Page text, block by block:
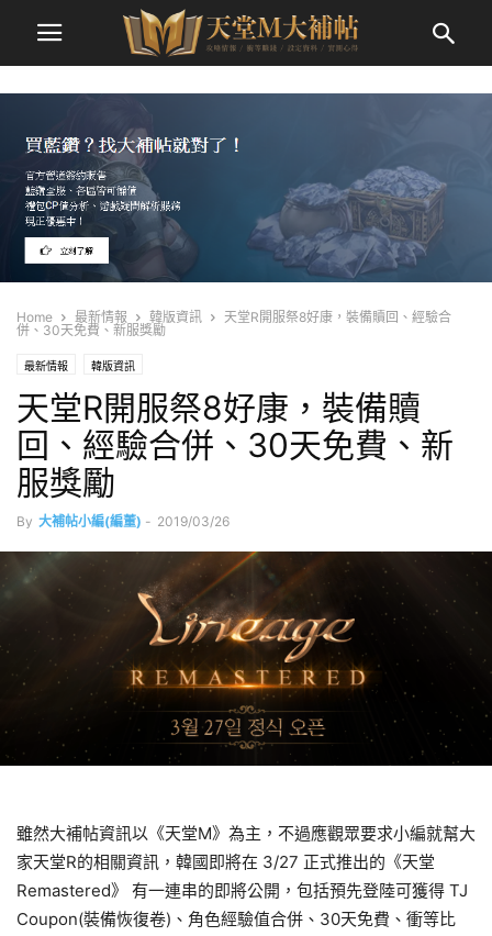
Home 最新情報 韓版資訊
天堂R開服祭8好康，裝備贖回、經驗合
併、30天免費、新服獎勵
最新情報 韓版資訊
天堂R開服祭8好康，裝備贖
回、經驗合併、30天免費、新
服獎勵
By 大補帖小編(編董) - 2019/03/26
雖然大補帖資訊以《天堂M》為主，不過應觀眾要求小編就幫大
家天堂R的相關資訊，韓國即將在 3/27 正式推出的《天堂
Remastered》 有一連串的即將公開，包括預先登陸可獲得 TJ
Coupon(裝備恢復卷)、角色經驗值合併、30天免費、衝等比